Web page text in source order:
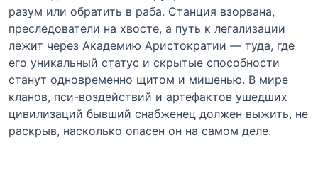
разум или обратить в раба. Станция взорвана,
преследователи на хвосте, а путь к легализации
лежит через Академию Аристократии — туда, где
его уникальный статус и скрытые способности
станут одновременно щитом и мишенью. В мире
кланов, пси-воздействий и артефактов ушедших
цивилизаций бывший снабженец должен выжить, не
раскрыв, насколько опасен он на самом деле.